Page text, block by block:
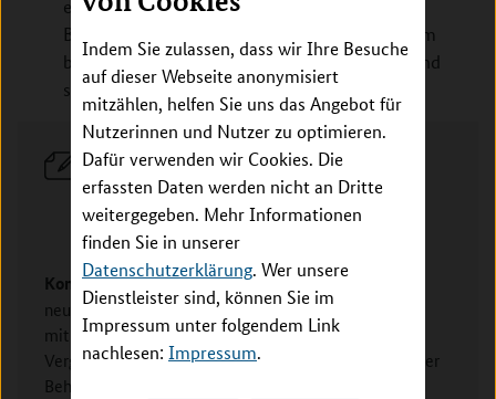
Indem Sie zulassen, dass wir Ihre Besuche
auf dieser Webseite anonymisiert
mitzählen, helfen Sie uns das Angebot für
Nutzerinnen und Nutzer zu optimieren.
Dafür verwenden wir Cookies. Die
erfassten Daten werden nicht an Dritte
weitergegeben. Mehr Informationen
finden Sie in unserer
Datenschutzerklärung. Wer unsere
Dienstleister sind, können Sie im
Impressum unter folgendem Link
nachlesen: Impressum.
einer Erkrankung oder beides zugleich in der
Bevölkerung ab. Sie erfassen die Daten zu einem
bestimmten Zeitpunkt. Querschnittsstudien sind
somit Momentaufnahmen.
Weitere Fachbegriffe aus dem
Wörterbuch der klinischen
Forschung
Kontrollierte Interventionsstudienvergleichen die
neue Behandlung mit einer anderen Behandlung oder
mit einer Scheinbehandlung, einem Placebo. Dieser
Vergleich ist wichtig, um den tatsächlichen Effekt einer
Behandlung zuverlässig beurteilen zu können.